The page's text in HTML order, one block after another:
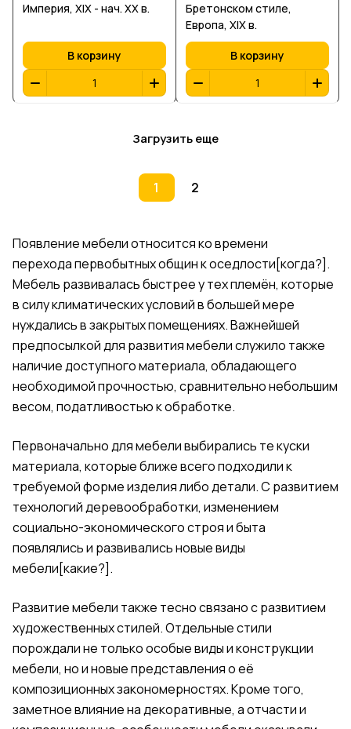
Империя, XIX - нач. ХХ в.
В корзину
Бретонском стиле,
Европа, XIX в.
В корзину
Загрузить еще
1 2
Появление мебели относится ко времени
переходапервобытных общинкоседлости[когда?].
Мебель развивалась быстрее у техплемён, которые
в силуклиматическихусловий в большей мере
нуждались в закрытых помещениях. Важнейшей
предпосылкой для развития мебели служило также
наличие доступного материала, обладающего
необходимой прочностью, сравнительно небольшим
весом, податливостью к обработке.
Первоначально для мебели выбирались те куски
материала, которые ближе всего подходили к
требуемой форме изделия либо детали. С развитием
технологийдеревообработки, изменением
социально-экономического строя и быта
появлялись и развивались новые виды
мебели[какие?].
Развитие мебели также тесно связано с развитием
художественных стилей. Отдельные стили
порождали не только особые виды и конструкции
мебели, но и новые представления о её
композиционных закономерностях. Кроме того,
заметное влияние на декоративные, а отчасти и